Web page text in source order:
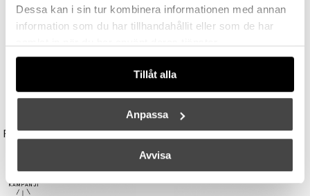
Dessa kan i sin tur kombinera informationen med annan
information som du har tillhandahållit eller som de har
Tillåt alla
Anpassa
Avvisa
Reflektor MR11 28W (=35W) GU10